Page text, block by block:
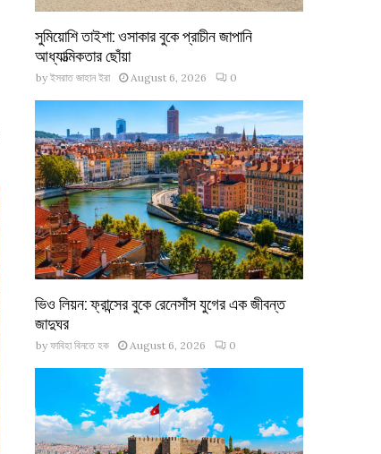
সুমিয়োশি তাইশা: ওসাকার বুকে প্রাচীন জাপানি
আধ্যাত্মিকতার ছোঁয়া
by ইসরাত জাহান ইরা August 6, 2026 0
ভিও লিয়ন: ফ্রান্সের বুকে রেনেসাঁস যুগের এক জীবন্ত
জাদুঘর
by ফাবিহা বিনতে হক August 6, 2026 0